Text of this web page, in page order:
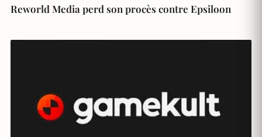
Reworld Media perd son procès contre Epsiloon